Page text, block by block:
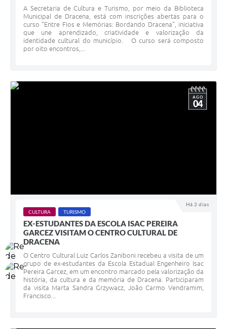
A Secretaria de Cultura e Turismo, por meio da Biblioteca
Municipal de Dracena, está com inscrições abertas para o
curso "Entre Fios e Memórias: Bordando Dracena", iniciativa
que une aprendizado, criatividade e valorização da
identidade cultural do município. O curso será composto
por oito encontros,...
Há 2 dias
AGO
04
CULTURA TURISMO
EX-ESTUDANTES DA ESCOLA ISAC PEREIRA
GARCEZ VISITAM O CENTRO CULTURAL DE
DRACENA
O Centro Cultural Luiz Carlos Zaniboni recebeu a visita de um
grupo de ex-estudantes da Escola Estadual Engenheiro Isac
Pereira Garcez, em um encontro marcado pela valorização da
história, da cultura e da memória de Dracena. Participaram
da visita Marta Sandra Grzywacz, João Carmo Vendramim,
Francisco...